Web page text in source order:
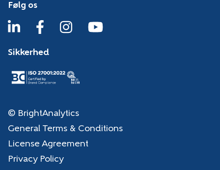
Følg os
Sikkerhed
© BrightAnalytics
General Terms & Conditions
License Agreement
Privacy Policy